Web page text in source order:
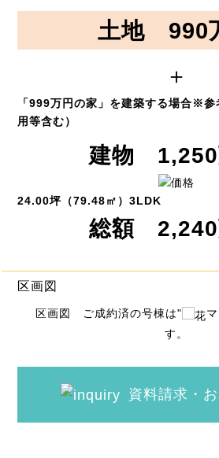
区画図
区画図 ご成約済の号棟は"
す。
土地 990
＋
「999万円の家」を建築する場合※
用等含む）
建物 1,250
24.00坪（79.48㎡）3LDK
総額 2,240
資料請求・